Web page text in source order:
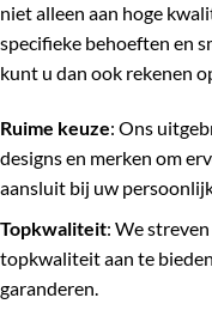
niet alleen aan hoge
specifieke behoeften en
kunt u dan ook rekenen
Ruime keuze: Ons
designs en merken om
aansluit bij uw
Topkwaliteit: We
topkwaliteit aan te
garanderen.